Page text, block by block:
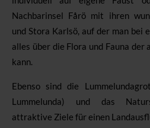
Nachbarinsel Fårö mit ihren
und Stora Karlsö, auf der man bei
alles über die Flora und Fauna der
kann.
Ebenso sind die
Lummelunda) und das
attraktive Ziele für einen